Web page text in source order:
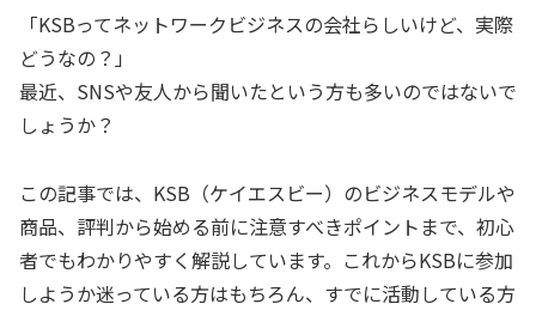
「KSBってネットワークビジネスの会社らしいけど、実際
どうなの？」
最近、SNSや友人から聞いたという方も多いのではないで
しょうか？
この記事では、KSB（ケイエスビー）のビジネスモデルや
商品、評判から始める前に注意すべきポイントまで、初心
者でもわかりやすく解説しています。これからKSBに参加
しようか迷っている方はもちろん、すでに活動している方